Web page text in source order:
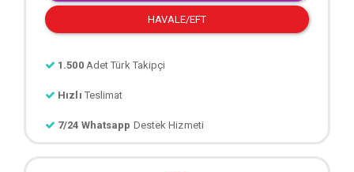
HAVALE/EFT
1.500 Adet Türk Takipçi
Hızlı Teslimat
7/24 Whatsapp Destek Hizmeti